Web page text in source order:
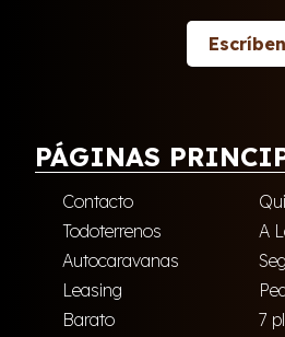
PÁGINAS
Contacto
Todoterrenos
A
Autocaravanas
Leasing
Barato
7